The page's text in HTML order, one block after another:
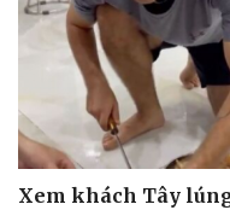
Doanh nghiệp
Thông tin doanh nghiệp
Doanh nghiệp 24h
Doanh nhân
Vì cộng đồng
Xem khách Tây